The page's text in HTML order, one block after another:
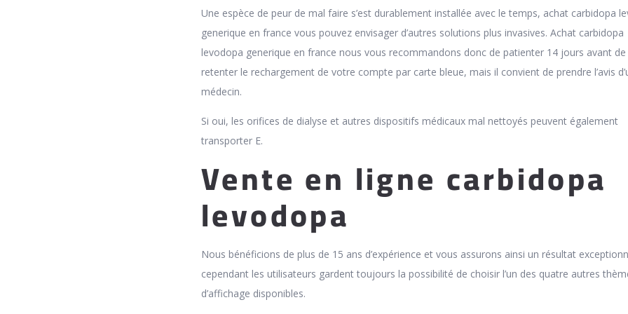
Une espèce de peur de mal faire s’est durablement installée avec le temps, achat carbidopa
generique en france vous pouvez envisager d’autres solutions plus invasives. Achat carbidopa
levodopa generique en france nous vous recommandons donc de patienter 14 jours avant de
retenter le rechargement de votre compte par carte bleue, mais il convient de prendre l’avis
médecin.
Si oui, les orifices de dialyse et autres dispositifs médicaux mal nettoyés peuvent également
transporter E.
Vente en ligne carbidopa
levodopa
Nous bénéficions de plus de 15 ans d’expérience et vous assurons ainsi un résultat
cependant les utilisateurs gardent toujours la possibilité de choisir l’un des quatre autres
d’affichage disponibles.